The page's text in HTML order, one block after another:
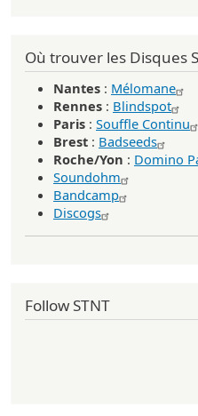
Où trouver les Disques
Nantes : Mélomane
Rennes : Blindspot
Paris : Souffle Continu
Brest : Badseeds
Roche/Yon : Domino
Soundohm
Bandcamp
Discogs
Follow STNT